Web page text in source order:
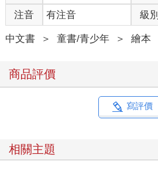
「是爆米花！今天要幫樹懶過生日。」
小刺蝟說。
怦怦怦怦怦怦怦怦怦！
不！不要說！
注音 有注音 級別
中文書 ＞ 童書/青少年 ＞ 繪本
商品評價
寫評價
相關主題